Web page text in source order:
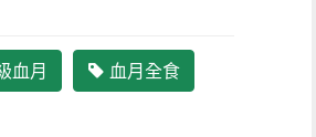
血月
血月全食
童心探秘澳門的“中國第一”系列──
西式大學